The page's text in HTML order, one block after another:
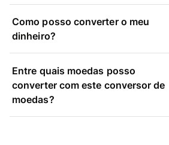
Como posso converter o meu
dinheiro?
Entre quais moedas posso
converter com este conversor de
moedas?